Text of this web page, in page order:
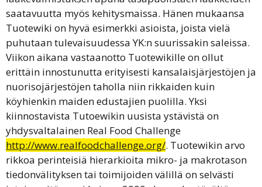
saatavuutta myös kehitysmaissa. Hänen mukaansa
Tuotewiki on hyvä esimerkki asioista, joista vielä
puhutaan tulevaisuudessa YK:n suurissakin saleissa.
Viikon aikana vastaanotto Tuotewikille on ollut
erittäin innostunutta erityisesti kansalaisjärjestöjen ja
nuorisojärjestöjen taholla niin rikkaiden kuin
köyhienkin maiden edustajien puolilla. Yksi
kiinnostavista Tutoewikin uusista ystävistä on
yhdysvaltalainen Real Food Challenge
http://www.realfoodchallenge.org/. Tuotewikin arvo
rikkoa perinteisiä hierarkioita mikro- ja makrotason
tiedonvälityksen tai toimijoiden välillä on selvästi